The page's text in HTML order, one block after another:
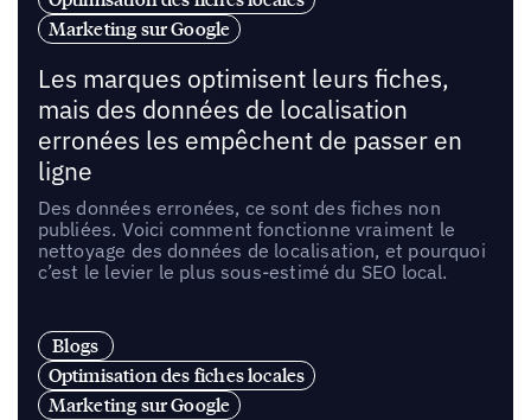
Marketing sur Google
Les marques optimisent leurs fiches,
mais des données de localisation
erronées les empêchent de passer en
ligne
Des données erronées, ce sont des fiches non
publiées. Voici comment fonctionne vraiment le
nettoyage des données de localisation, et pourquoi
c’est le levier le plus sous-estimé du SEO local.
Blogs
Optimisation des fiches locales
Marketing sur Google